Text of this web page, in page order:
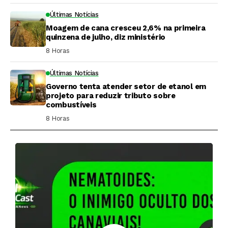
Últimas Notícias
Moagem de cana cresceu 2,6% na primeira
quinzena de julho, diz ministério
8 Horas ⁮
Últimas Notícias
Governo tenta atender setor de etanol em
projeto para reduzir tributo sobre
combustíveis
8 Horas ⁮